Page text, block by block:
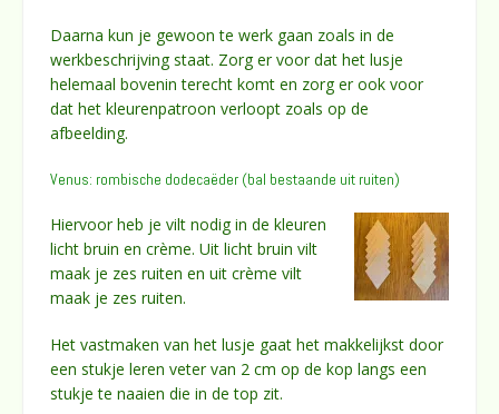
Daarna kun je gewoon te werk gaan zoals in de
werkbeschrijving staat. Zorg er voor dat het lusje
helemaal bovenin terecht komt en zorg er ook voor
dat het kleurenpatroon verloopt zoals op de
afbeelding.
Venus: rombische dodecaëder (bal bestaande uit ruiten)
Hiervoor heb je vilt nodig in de kleuren
licht bruin en crème. Uit licht bruin vilt
maak je zes ruiten en uit crème vilt
maak je zes ruiten.
Het vastmaken van het lusje gaat het makkelijkst door
een stukje leren veter van 2 cm op de kop langs een
stukje te naaien die in de top zit.